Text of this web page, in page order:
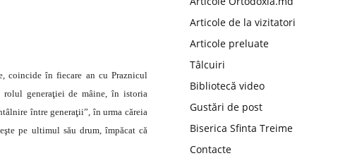
coincide în fiecare an cu Praznicul
rolul generaţiei de mâine, în istoria
între generaţii”, în urma căreia
pe ultimul său drum, împăcat că
Articole de la vizitatori
Articole preluate
Tâlcuiri
Bibliotecă video
Gustări de post
Biserica Sfinta Treime
Contacte